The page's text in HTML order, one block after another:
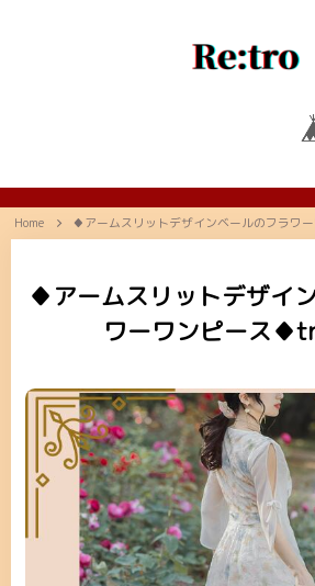
Home ♦アームスリットデザインベールのフラワ
♦アームスリットデザイ
ワーワンピース